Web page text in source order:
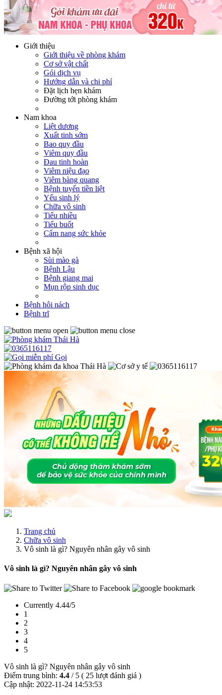
Hotline:0365116117Miễn phí tư vấn
Giới thiệu
Giới thiệu về phòng khám
Cơ sở vật chất
Gói dịch vụ
Hướng dẫn và chi phí
Đặt lịch hẹn khám
Đường tới phòng khám
Nam khoa
Liệt dương
Xuất tinh sớm
Bao quy đầu
Viêm quy đầu
Đau tinh hoàn
Viêm niệu đạo
Viêm bàng quang
Bệnh tuyến tiền liệt
Yếu sinh lý
Chữa vô sinh
Tiểu nhiều
Tiểu buốt
Cẩm nang sức khỏe
Bệnh xã hội
Sùi mào gà
Bệnh Lậu
Bệnh giang mai
Mụn rộp sinh dục
Bệnh hôi nách
Bệnh trĩ
Gọi
Trang chủ
Chữa vô sinh
Vô sinh là gì? Nguyên nhân gây vô sinh
Vô sinh là gì? Nguyên nhân gây vô sinh
Currently 4.44/5
1
2
3
4
5
Vô sinh là gì? Nguyên nhân gây vô sinh
Điểm trung bình: 4.4 / 5 ( 25 lượt đánh giá )
Cập nhật: 2022-11-24 14:53:53